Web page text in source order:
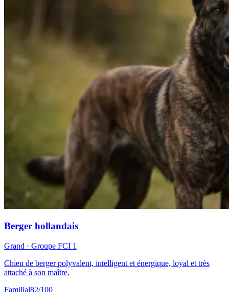
Berger hollandais
Grand · Groupe FCI 1
Chien de berger polyvalent, intelligent et énergique, loyal et très
attaché à son maître.
Familial82/100